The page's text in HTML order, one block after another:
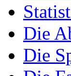
Die
Die